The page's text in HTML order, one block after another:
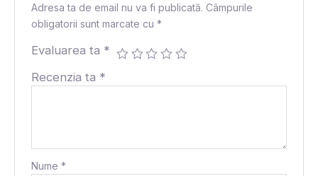
Adresa ta de email nu va fi publicată. Câmpurile
obligatorii sunt marcate cu*
Evaluarea ta *
Recenzia ta *
Nume*